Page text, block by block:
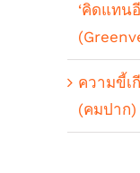
‘คิดแทน
ความขี้เ
(คมปาก